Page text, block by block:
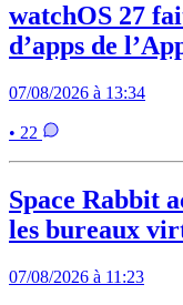
watchOS 27
d’apps de
07/08/2026 à 13:34
• 22
Space Rabbit
les bureaux
07/08/2026 à 11:23